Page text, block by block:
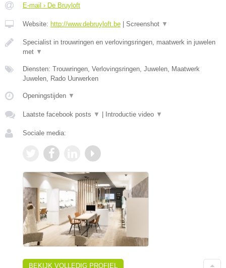
E-mail › De Bruyloft
Website: http://www.debruyloft.be Screenshot ▼
Specialist in trouwringen en verlovingsringen, maatwerk in juwelen
met ▼
Diensten: Trouwringen, Verlovingsringen, Juwelen, Maatwerk
Juwelen, Rado Uurwerken
Openingstijden ▼
Laatste facebook posts ▼ Introductie video ▼
Sociale media:
BEKIJK VOLLEDIG PROFIEL